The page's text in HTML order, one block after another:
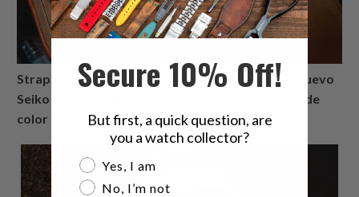
StrapXPro Lite - Correa de goma MX1A para el nuevo
Seiko Monster de cuarta generación, 4 opciones de
color
Secure 10% Off!
But first, a quick question, are
you a watch collector?
Are you a watch collector?
Yes, I am
No, I’m not